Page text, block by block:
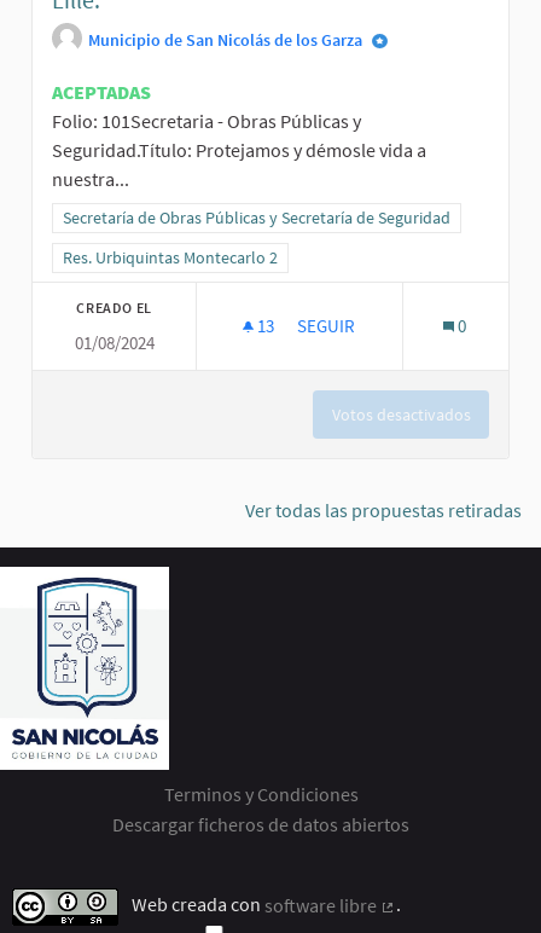
Municipio de San Nicolás de los Garza
ACEPTADAS
Folio: 101Secretaria - Obras Públicas y
Seguridad.Título: Protejamos y démosle vida a
nuestra...
Resultados al filtrar por la categoría: Secretaría de Obras Públicas
Secretaría de Obras Públicas y Secretaría de Seguridad
Resultados al filtrar por el ámbito: Res. Urbiquintas Montecarlo 2
Res. Urbiquintas Montecarlo 2
CREADO EL
01/08/2024
13 13 SEGUIDORAS
SEGUIR 0
Votos desactivados
Ver todas las propuestas retiradas
Terminos y Condiciones
Descargar ficheros de datos abiertos
Web creada con software libre
.